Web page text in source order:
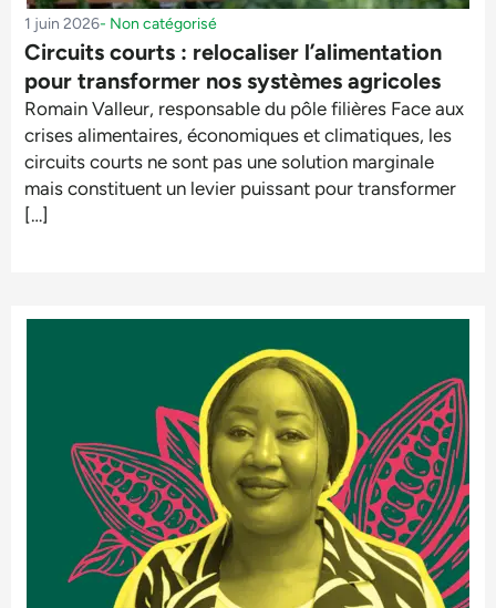
1 juin 2026- Non catégorisé
Circuits courts : relocaliser l’alimentation
pour transformer nos systèmes agricoles
Romain Valleur, responsable du pôle filières Face aux
crises alimentaires, économiques et climatiques, les
circuits courts ne sont pas une solution marginale
mais constituent un levier puissant pour transformer
[…]